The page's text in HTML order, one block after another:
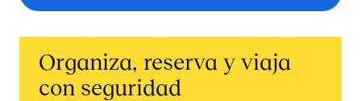
Organiza, reserva y viaja
con seguridad